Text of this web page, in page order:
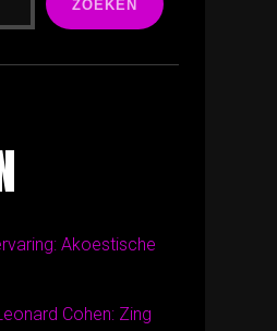
ZOEKEN
Akoestische
Cohen: Zing